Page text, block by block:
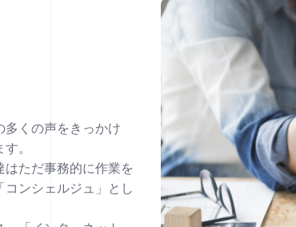
多くの声をきっかけ
。
ただ事務的に作業を
ンシェルジュ」とし